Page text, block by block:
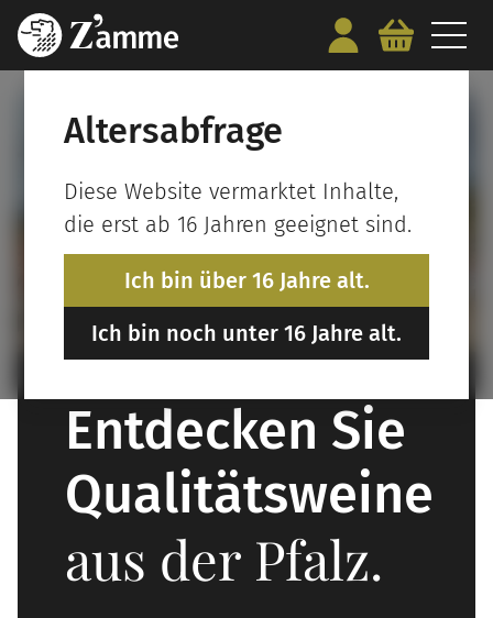
Entdecken Sie
Qualitätsweine
aus der Pfalz.
Altersabfrage
Diese Website vermarktet Inhalte,
die erst ab 16 Jahren geeignet sind.
Ich bin über 16 Jahre alt.
Ich bin noch unter 16 Jahre alt.